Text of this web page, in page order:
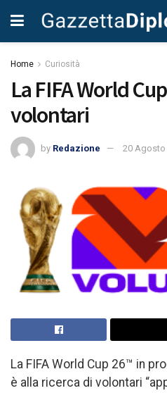
Home Curiosità
La FIFA World
volontari
by Redazione 20 Agosto
La FIFA World Cup 26™ in
è alla ricerca di volontari